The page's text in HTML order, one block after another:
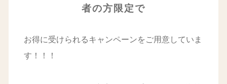
者の方限定で
お得に受けられるキャンペーンをご用意していま
す！！！